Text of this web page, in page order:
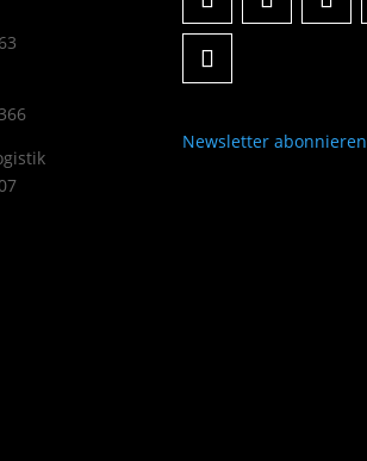
Newsletter abonnieren